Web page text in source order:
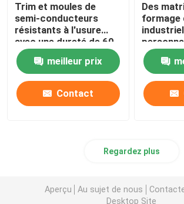
Trim et moules de
semi-conducteurs
résistants à l'usure
avec une dureté de 60
à 65 HRC
meilleur prix
Contact
Des
formage
industriel
des
durables
Regardez plus
Aperçu Au sujet de nous
Desktop Site